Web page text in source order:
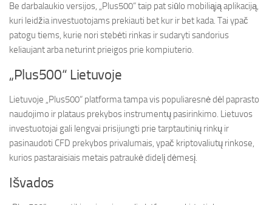
Be darbalaukio versijos, „Plus500“ taip pat siūlo mobiliąją aplikaciją,
kuri leidžia investuotojams prekiauti bet kur ir bet kada. Tai ypač
patogu tiems, kurie nori stebėti rinkas ir sudaryti sandorius
keliaujant arba neturint prieigos prie kompiuterio.
„Plus500“ Lietuvoje
Lietuvoje „Plus500“ platforma tampa vis populiaresnė dėl paprasto
naudojimo ir plataus prekybos instrumentų pasirinkimo. Lietuvos
investuotojai gali lengvai prisijungti prie tarptautinių rinkų ir
pasinaudoti CFD prekybos privalumais, ypač kriptovaliutų rinkose,
kurios pastaraisiais metais patraukė didelį dėmesį.
Išvados